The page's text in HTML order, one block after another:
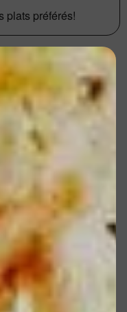
plats préférés!